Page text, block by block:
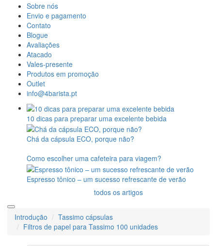
Sobre nós
Envio e pagamento
Contato
Blogue
Avaliações
Atacado
Vales-presente
Produtos em promoção
Outlet
info@4barista.pt
10 dicas para preparar uma excelente bebida
Chá da cápsula ECO, porque não?
Como escolher uma cafeteira para viagem?
Espresso tônico – um sucesso refrescante de verão
todos os artigos
Introdução
Tassimo cápsulas
Filtros de papel para Tassimo 100 unidades